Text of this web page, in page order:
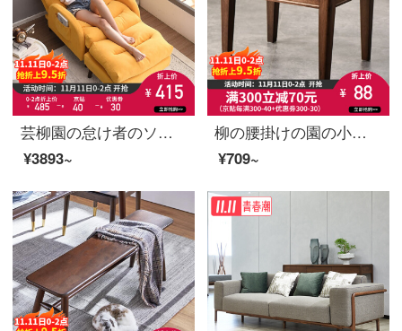
芸柳園の怠け者のソファーのベランダの背もたれの椅子は折り畳むことができます。
¥3893~
柳の腰掛けの園の小さい腰掛けの実の木の腰掛けの家庭用は靴の腰掛けを交換して簡単にレジャーのソファーの腰掛けの丸い腰掛けの小さな低い腰掛けのPU面を約束します。
¥709~